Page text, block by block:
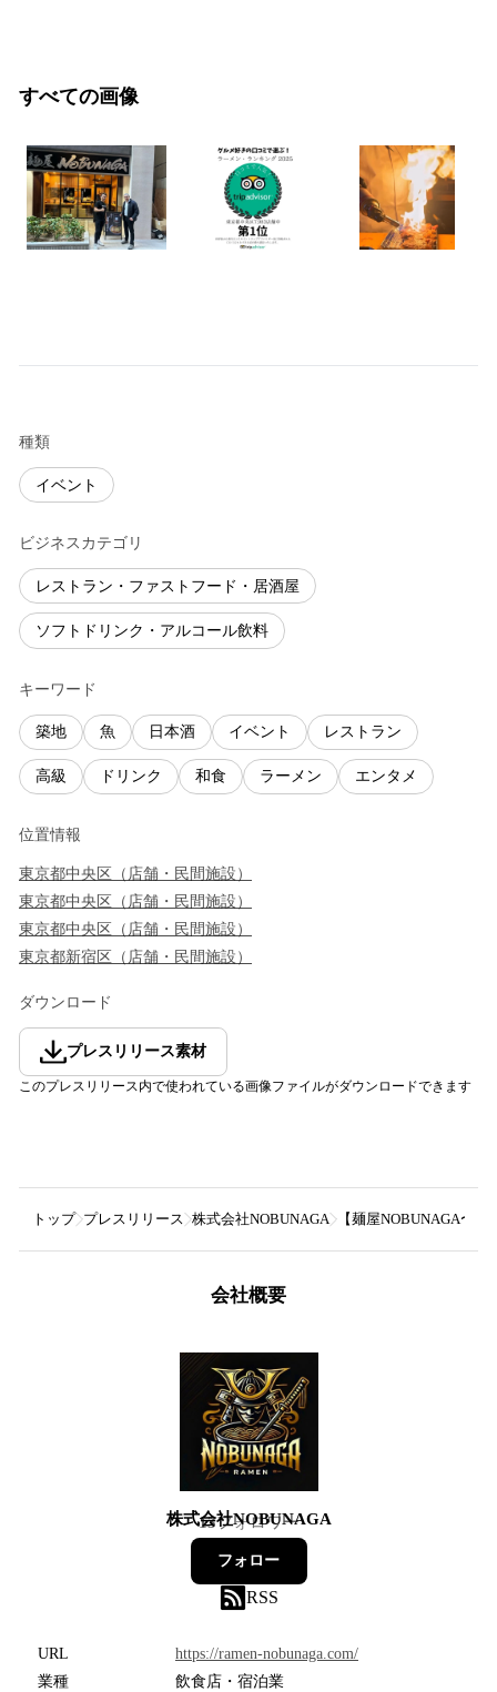
すべての画像
種類
イベント
ビジネスカテゴリ
レストラン・ファストフード・居酒屋
ソフトドリンク・アルコール飲料
キーワード
築地 魚 日本酒 イベント レストラン
高級 ドリンク 和食 ラーメン エンタメ
位置情報
東京都中央区 （ 店舗・民間施設 ）
東京都中央区 （ 店舗・民間施設 ）
東京都中央区 （ 店舗・民間施設 ）
東京都新宿区 （ 店舗・民間施設 ）
ダウンロード
プレスリリース素材
このプレスリリース内で使われている画像ファイルがダウンロードできます
トップ プレスリリース 株式会社NOBUNAGA 【麺屋NOBUNAGA〜
会社概要
株式会社NOBUNAGA
13フォロワー
フォロー
RSS
URL
https://ramen-nobunaga.com/
業種
飲食店・宿泊業